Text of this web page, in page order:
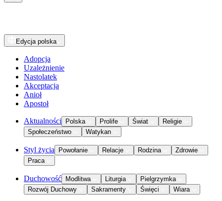
Edycja polska
Adopcja
Uzależnienie
Nastolatek
Akceptacja
Anioł
Apostoł
Aktualności Polska Prolife Świat
Religie
Społeczeństwo
Watykan
Styl życia Powołanie Relacje Rodzina
Zdrowie
Praca
Duchowość Modlitwa Liturgia
Pielgrzymka
Rozwój Duchowy
Sakramenty Święci Wiara